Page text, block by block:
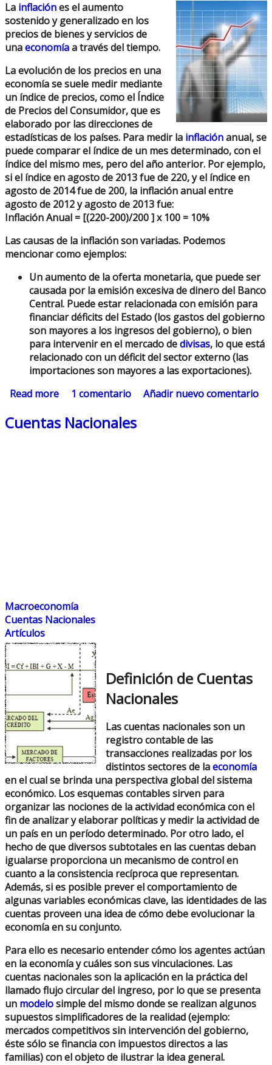
La inflaciónes el aumento
sostenido y generalizado en los
precios de bienes y servicios de
unaeconomíaa través del tiempo.
La evolución de los precios en una
economía se suele medir mediante
un índice de precios, como el Índice
de Precios del Consumidor, que es
elaborado por las direcciones de
estadísticas de los países. Para medir la inflaciónanual, se
puede comparar el índice de un mes determinado, con el
índice del mismo mes, pero del año anterior. Por ejemplo,
si el índice en agosto de 2013 fue de 220, y el índice en
agosto de 2014 fue de 200, la inflación anual entre
agosto de 2012 y agosto de 2013 fue:
Inflación Anual = [(220-200)/200 ] x 100 = 10%
Lascausas de la inflaciónson variadas. Podemos
mencionar como ejemplos:
Unaumento de la oferta monetaria, que puede ser
causada por la emisión excesiva de dinero del Banco
Central. Puede estar relacionada con emisión para
financiar déficits del Estado (los gastos del gobierno
son mayores a los ingresos del gobierno), o bien
para intervenir en el mercado dedivisas, lo que está
relacionado con un déficit del sector externo (las
importaciones son mayores a las exportaciones).
Read more about Inflación Económica
1 comentario Añadir nuevo comentario
Cuentas Nacionales
Macroeconomía
Cuentas Nacionales
Artículos
Definición de Cuentas
Nacionales
Las cuentas nacionales son un
registro contable de las
transacciones realizadas por los
distintos sectores de laeconomía
en el cual se brinda una perspectiva global del sistema
económico. Los esquemas contables sirven para
organizar las nociones de la actividad económica con el
fin de analizar y elaborar políticas y medir la actividad de
un país en un período determinado. Por otro lado, el
hecho de que diversos subtotales en las cuentas deban
igualarse proporciona un mecanismo de control en
cuanto a la consistencia recíproca que representan.
Además, si es posible prever el comportamiento de
algunas variables económicas clave, las identidades de las
cuentas proveen una idea de cómo debe evolucionar la
economía en su conjunto.
Para ello es necesario entender cómo los agentes actúan
en la economía y cuáles son sus vinculaciones. Las
cuentas nacionales son la aplicación en la práctica del
llamado flujo circular del ingreso, por lo que se presenta
un modelosimple del mismo donde se realizan algunos
supuestos simplificadores de la realidad (ejemplo:
mercados competitivos sin intervención del gobierno,
éste sólo se financia con impuestos directos a las
familias) con el objeto de ilustrar la idea general.